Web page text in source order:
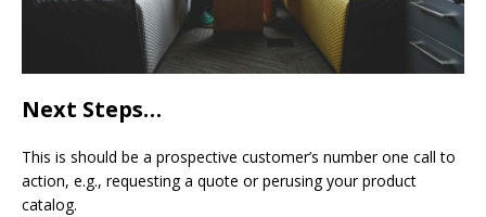
Next Steps…
This is should be a prospective customer’s number one call to
action, e.g., requesting a quote or perusing your product
catalog.